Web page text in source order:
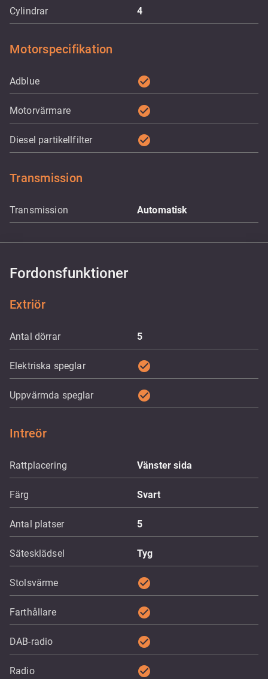
Cylindrar 4
Motorspecifikation
Adblue check_circle
Motorvärmare check_circle
Diesel partikellfilter check_circle
Transmission
Transmission Automatisk
Fordonsfunktioner
Extriör
Antal dörrar 5
Elektriska speglar check_circle
Uppvärmda speglar check_circle
Intreör
Rattplacering Vänster sida
Färg Svart
Antal platser 5
Sätesklädsel Tyg
Stolsvärme check_circle
Farthållare check_circle
DAB-radio check_circle
Radio check_circle